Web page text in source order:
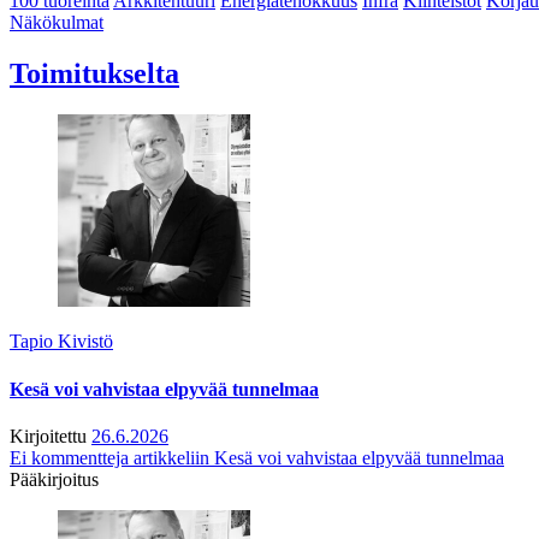
Näkökulmat
Toimitukselta
Tapio Kivistö
Kesä voi vahvistaa elpyvää tunnelmaa
Kirjoitettu 26.6.2026
Ei kommentteja artikkeliin Kesä voi vahvistaa elpyvää tunnelmaa
Pääkirjoitus